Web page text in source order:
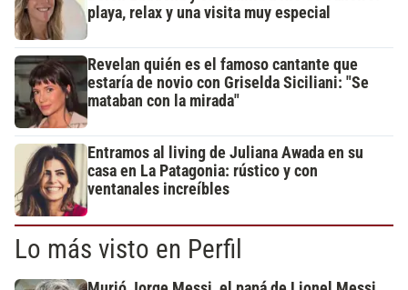
playa, relax y una visita muy especial
Revelan quién es el famoso cantante que
estaría de novio con Griselda Siciliani: "Se
mataban con la mirada"
Entramos al living de Juliana Awada en su
casa en La Patagonia: rústico y con
ventanales increíbles
Lo más visto en Perfil